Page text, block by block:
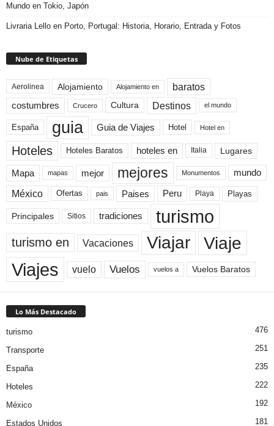
Mundo en Tokio, Japón
Livraria Lello en Porto, Portugal: Historia, Horario, Entrada y Fotos
Nube de Etiquetas
Aerolinea Alojamiento Alojamiento en baratos
costumbres Crucero Cultura Destinos el mundo
España guia Guia de Viajes Hotel Hotel en
Hoteles Hoteles Baratos hoteles en Italia Lugares
Mapa mapas mejor mejores Monumentos mundo
México Ofertas pais Paises Peru Playa Playas
Principales Sitios tradiciones turismo
turismo en Vacaciones Viajar Viaje
Viajes vuelo Vuelos vuelos a Vuelos Baratos
Lo Más Destacado
turismo 476
Transporte 251
España 235
Hoteles 222
México 192
Estados Unidos 181